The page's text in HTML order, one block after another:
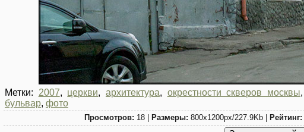
Метки: 2007, церкви,архитектура, окрестности скверов москвы,
бульвар, фото
Просмотров: 18 | Размеры: 800x1200px/227.9Kb | Рейтинг: